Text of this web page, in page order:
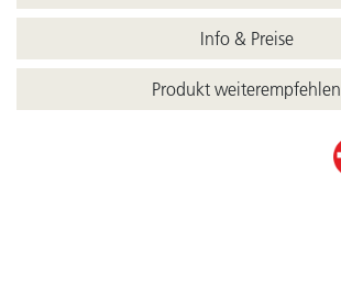
Info & Preise
Produkt weiterempfehlen